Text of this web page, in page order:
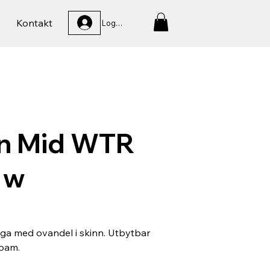
Kontakt Logga In
Mid WTR
med ovandel i skinn. Utbytbar